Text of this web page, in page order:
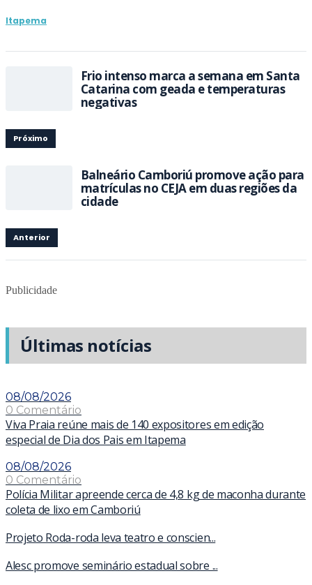
Itapema
Frio intenso marca a semana em Santa
Catarina com geada e temperaturas
negativas
Próximo
Balneário Camboriú promove ação para
matrículas no CEJA em duas regiões da
cidade
Anterior
Publicidade
Últimas notícias
08/08/2026
0 Comentário
Viva Praia reúne mais de 140 expositores em edição
especial de Dia dos Pais em Itapema
08/08/2026
0 Comentário
Polícia Militar apreende cerca de 4,8 kg de maconha durante
coleta de lixo em Camboriú
Projeto Roda-roda leva teatro e conscien...
Alesc promove seminário estadual sobre ...